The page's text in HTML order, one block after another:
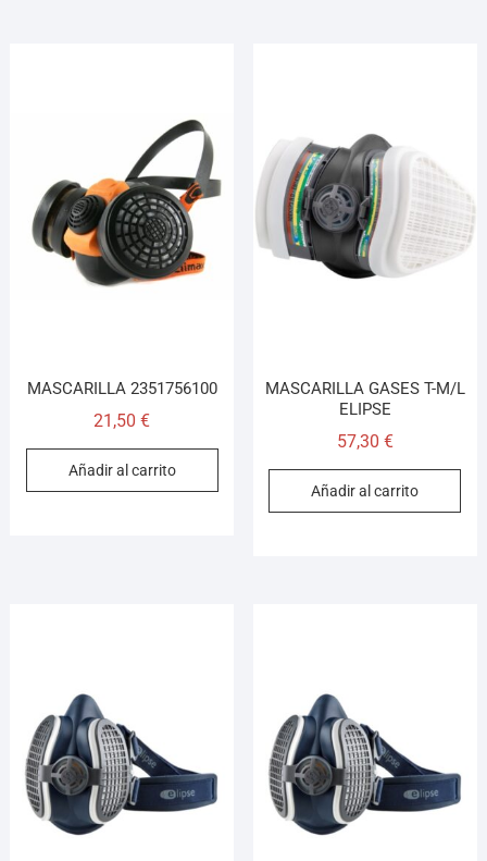
MASCARILLA 2351756100
21,50€
Añadir al carrito
MASCARILLA GASES T-M/L
ELIPSE
57,30 €
Añadir al carrito